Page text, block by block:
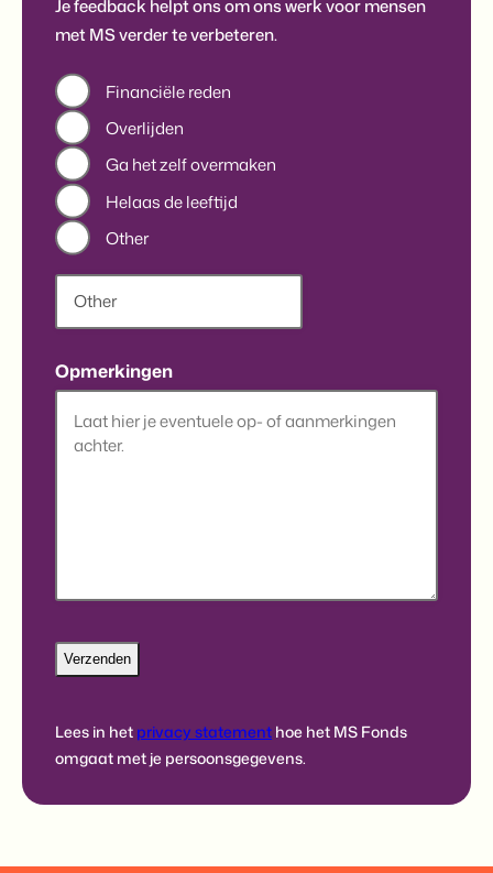
Je feedback helpt ons om ons werk voor mensen
met MS verder te verbeteren.
Financiële reden
Overlijden
Ga het zelf overmaken
Helaas de leeftijd
Other
Opmerkingen
Lees in het privacy statement hoe het MS Fonds
omgaat met je persoonsgegevens.